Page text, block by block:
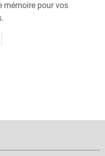
mémoire pour vos